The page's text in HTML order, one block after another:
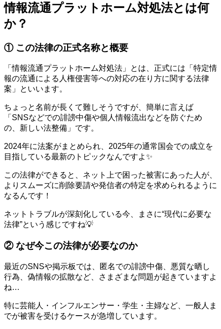
情報流通プラットホーム対処法とは何
か？
① この法律の正式名称と概要
「情報流通プラットホーム対処法」とは、正式には「特定情
報の流通による人権侵害等への対応の在り方に関する法律
案」といいます。
ちょっと名前が長くて難しそうですが、簡単に言えば
「SNSなどでの誹謗中傷や個人情報流出などを防ぐため
の、新しい法整備」です。
2024年に法案がまとめられ、2025年の通常国会での成立を
目指している最新のトピックなんですよ✨
この法律ができると、ネット上で困った被害にあった人が、
よりスムーズに削除要請や発信者の特定を求められるように
なるんです！
ネットトラブルが深刻化している今、まさに“現代に必要な
法律”という感じですね💡
② なぜ今この法律が必要なのか
最近のSNSや掲示板では、匿名での誹謗中傷、悪質な晒し
行為、偽情報の拡散など、さまざまな問題が起きていますよ
ね…
特に芸能人・インフルエンサー・学生・主婦など、一般人ま
でが被害を受けるケースが急増しています。